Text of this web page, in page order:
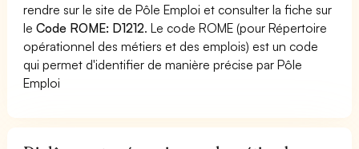
rendre sur le site de Pôle Emploi et consulter la fiche sur
leCode ROME: D1212. Le code ROME (pour Répertoire
opérationnel des métiers et des emplois) est un code
qui permet d'identifier de manière précise par Pôle
Emploi